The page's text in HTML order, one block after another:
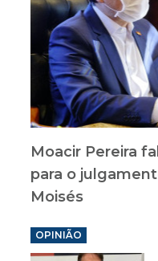
Moacir Pereira
para o
Moisés
OPINIÃO